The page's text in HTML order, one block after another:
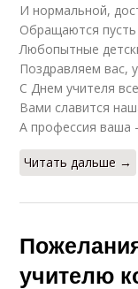
И нормальной,
Обращаются пусть
Любопытные
Поздравляем вас,
С Днем учителя
Вами славится
А профессия ваша
Читать дальше →
учителю